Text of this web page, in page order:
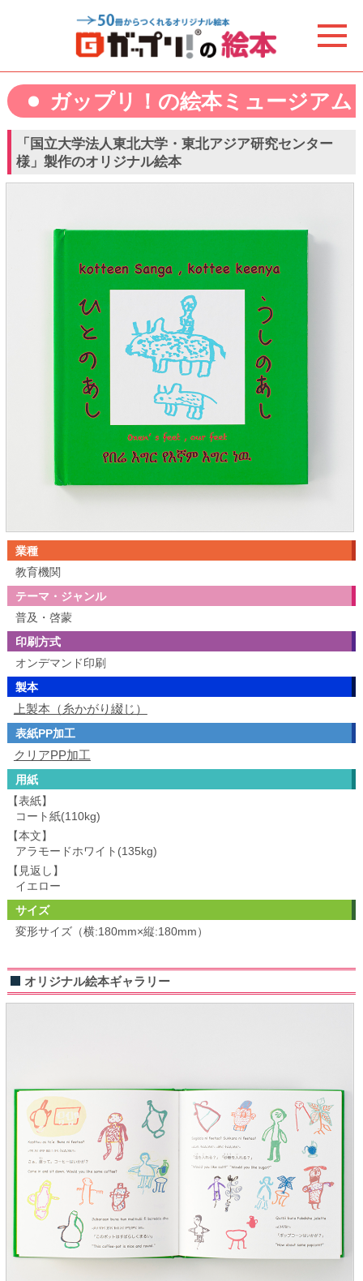
ガップリ！の絵本ミュージアム
「国立大学法人東北大学・東北アジア研究センター
様」製作のオリジナル絵本
業種
教育機関
テーマ・ジャンル
普及・啓蒙
印刷方式
オンデマンド印刷
製本
上製本（糸かがり綴じ）
表紙PP加工
クリアPP加工
用紙
【表紙】
コート紙(110kg)
【本文】
アラモードホワイト(135kg)
【見返し】
イエロー
サイズ
変形サイズ（横:180mm×縦:180mm）
オリジナル絵本ギャラリー